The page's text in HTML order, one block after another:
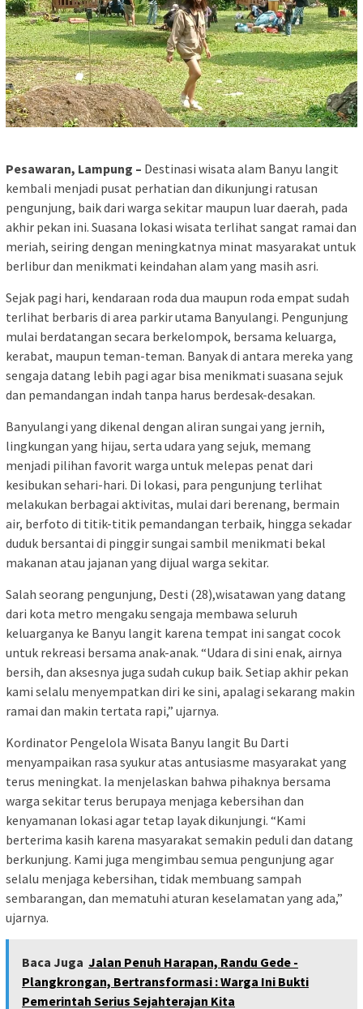
Pesawaran, Lampung – Destinasi wisata alam Banyu langit
kembali menjadi pusat perhatian dan dikunjungi ratusan
pengunjung, baik dari warga sekitar maupun luar daerah, pada
akhir pekan ini. Suasana lokasi wisata terlihat sangat ramai dan
meriah, seiring dengan meningkatnya minat masyarakat untuk
berlibur dan menikmati keindahan alam yang masih asri.
Sejak pagi hari, kendaraan roda dua maupun roda empat sudah
terlihat berbaris di area parkir utama Banyulangi. Pengunjung
mulai berdatangan secara berkelompok, bersama keluarga,
kerabat, maupun teman-teman. Banyak di antara mereka yang
sengaja datang lebih pagi agar bisa menikmati suasana sejuk
dan pemandangan indah tanpa harus berdesak-desakan.
Banyulangi yang dikenal dengan aliran sungai yang jernih,
lingkungan yang hijau, serta udara yang sejuk, memang
menjadi pilihan favorit warga untuk melepas penat dari
kesibukan sehari-hari. Di lokasi, para pengunjung terlihat
melakukan berbagai aktivitas, mulai dari berenang, bermain
air, berfoto di titik-titik pemandangan terbaik, hingga sekadar
duduk bersantai di pinggir sungai sambil menikmati bekal
makanan atau jajanan yang dijual warga sekitar.
Salah seorang pengunjung, Desti (28),wisatawan yang datang
dari kota metro mengaku sengaja membawa seluruh
keluarganya ke Banyu langit karena tempat ini sangat cocok
untuk rekreasi bersama anak-anak. “Udara di sini enak, airnya
bersih, dan aksesnya juga sudah cukup baik. Setiap akhir pekan
kami selalu menyempatkan diri ke sini, apalagi sekarang makin
ramai dan makin tertata rapi,” ujarnya.
Kordinator Pengelola Wisata Banyu langit Bu Darti
menyampaikan rasa syukur atas antusiasme masyarakat yang
terus meningkat. Ia menjelaskan bahwa pihaknya bersama
warga sekitar terus berupaya menjaga kebersihan dan
kenyamanan lokasi agar tetap layak dikunjungi. “Kami
berterima kasih karena masyarakat semakin peduli dan datang
berkunjung. Kami juga mengimbau semua pengunjung agar
selalu menjaga kebersihan, tidak membuang sampah
sembarangan, dan mematuhi aturan keselamatan yang ada,”
ujarnya.
Baca Juga Jalan Penuh Harapan, Randu Gede -
Plangkrongan, Bertransformasi : Warga Ini Bukti
Pemerintah Serius Sejahterajan Kita